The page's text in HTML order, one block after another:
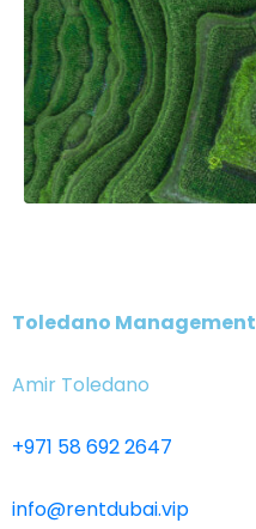
Toledano Management
Amir Toledano
+971 58 692 2647
info@rentdubai.vip